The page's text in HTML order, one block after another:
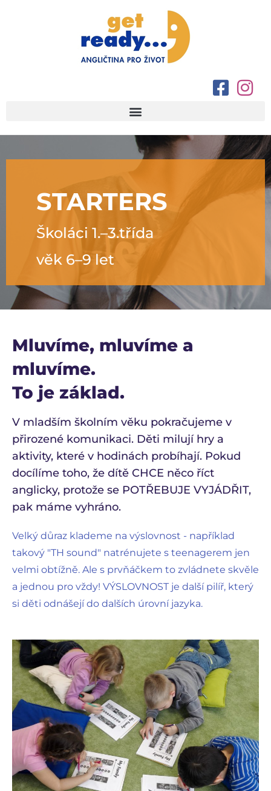
STARTERS
Školáci 1.–⁠3.třída
věk 6–⁠9 let
Mluvíme, mluvíme a
mluvíme.
To je základ.
V mladším školním věku pokračujeme v
přirozené komunikaci. Děti milují hry a
aktivity, které v hodinách probíhají. Pokud
docílíme toho, že dítě CHCE něco říct
anglicky, protože se POTŘEBUJE VYJÁDŘIT,
pak máme vyhráno.
Velký důraz klademe na výslovnost - například
takový "TH sound" natrénujete s teenagerem jen
velmi obtížně. Ale s prvňáčkem to zvládnete skvěle
a jednou pro vždy! VÝSLOVNOST je další pilíř, který
si děti odnášejí do dalších úrovní jazyka.